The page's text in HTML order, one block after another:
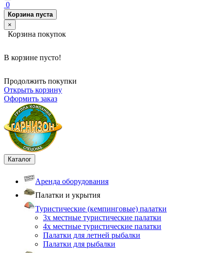
0
Корзина пуста
×
Корзина покупок
В корзине пусто!
Продолжить покупки
Открыть корзину
Оформить заказ
Каталог
Аренда оборудования
Палатки и укрытия
Туристические (кемпинговые) палатки
3х местные туристические палатки
4х местные туристические палатки
Палатки для летней рыбалки
Палатки для рыбалки